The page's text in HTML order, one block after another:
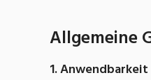
Freelance
Engineering,
Allgemeine
1. Anwendbarkeit